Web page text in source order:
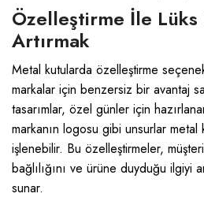
Özelleştirme İle Lüks
Artırmak
Metal kutularda özelleştirme
markalar için benzersiz bir avantaj
tasarımlar, özel günler için
markanın logosu gibi unsurlar metal
işlenebilir. Bu özelleştirmeler,
bağlılığını ve ürüne duyduğu ilgiyi
sunar.